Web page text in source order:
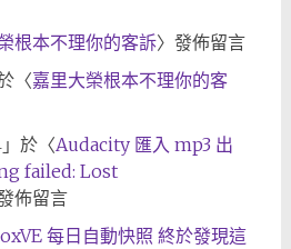
根本不理你的客訴〉發佈留言
〈嘉里大榮根本不理你的客
」於〈Audacity 匯入 mp3 出
failed: Lost
佈留言
每日自動快照 終於發現這